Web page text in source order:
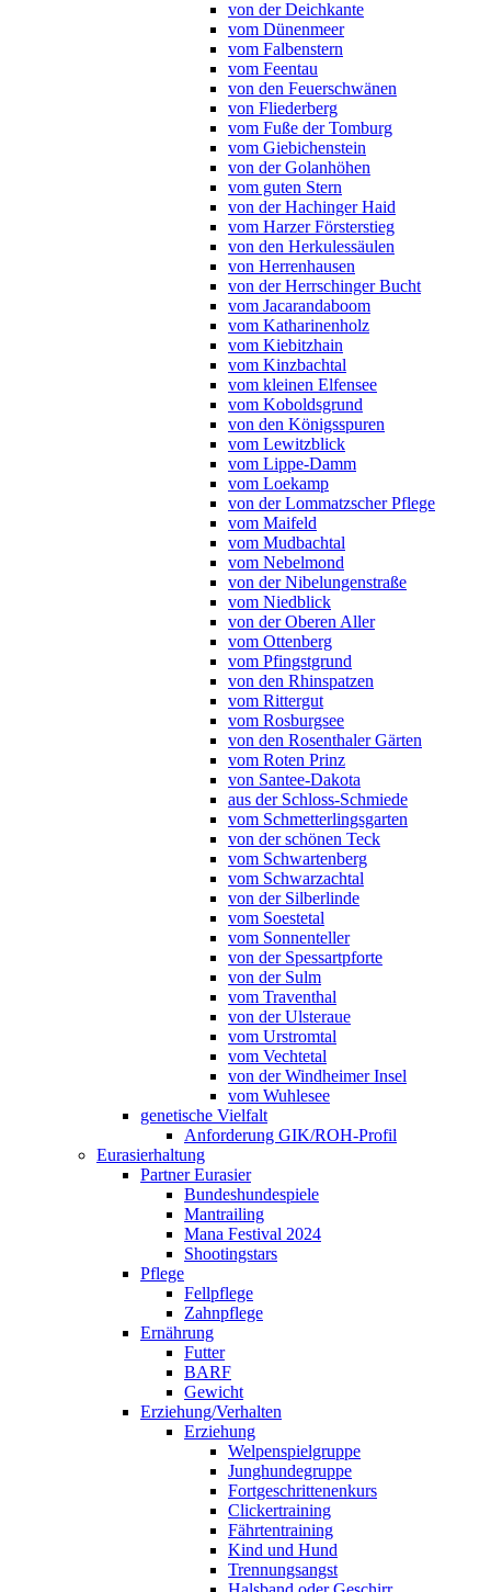
von der Deichkante
vom Dünenmeer
vom Falbenstern
vom Feentau
von den Feuerschwänen
von Fliederberg
vom Fuße der Tomburg
vom Giebichenstein
von der Golanhöhen
vom guten Stern
von der Hachinger Haid
vom Harzer Försterstieg
von den Herkulessäulen
von Herrenhausen
von der Herrschinger Bucht
vom Jacarandaboom
vom Katharinenholz
vom Kiebitzhain
vom Kinzbachtal
vom kleinen Elfensee
vom Koboldsgrund
von den Königsspuren
vom Lewitzblick
vom Lippe-Damm
vom Loekamp
von der Lommatzscher Pflege
vom Maifeld
vom Mudbachtal
vom Nebelmond
von der Nibelungenstraße
vom Niedblick
von der Oberen Aller
vom Ottenberg
vom Pfingstgrund
von den Rhinspatzen
vom Rittergut
vom Rosburgsee
von den Rosenthaler Gärten
vom Roten Prinz
von Santee-Dakota
aus der Schloss-Schmiede
vom Schmetterlingsgarten
von der schönen Teck
vom Schwartenberg
vom Schwarzachtal
von der Silberlinde
vom Soestetal
vom Sonnenteller
von der Spessartpforte
von der Sulm
vom Traventhal
von der Ulsteraue
vom Urstromtal
vom Vechtetal
von der Windheimer Insel
vom Wuhlesee
genetische Vielfalt
Anforderung GIK/ROH-Profil
Eurasierhaltung
Partner Eurasier
Bundeshundespiele
Mantrailing
Mana Festival 2024
Shootingstars
Pflege
Fellpflege
Zahnpflege
Ernährung
Futter
BARF
Gewicht
Erziehung/Verhalten
Erziehung
Welpenspielgruppe
Junghundegruppe
Fortgeschrittenenkurs
Clickertraining
Fährtentraining
Kind und Hund
Trennungsangst